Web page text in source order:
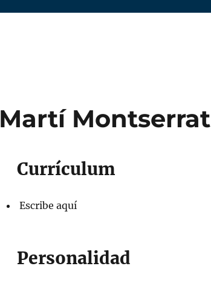
Martí Montserrat
Currículum
Escribe aquí
Personalidad